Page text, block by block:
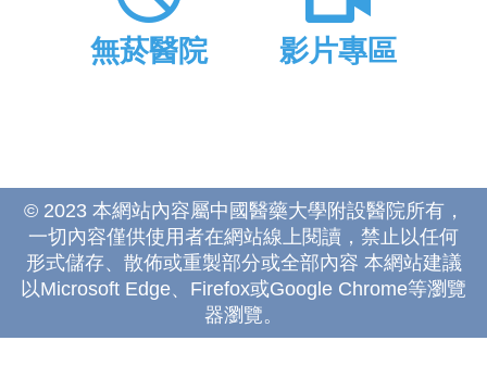
無菸醫院 影片專區
© 2023 本網站內容屬中國醫藥大學附設醫院所有，
一切內容僅供使用者在網站線上閱讀，禁止以任何
形式儲存、散佈或重製部分或全部內容 本網站建議
以Microsoft Edge、Firefox或Google Chrome等瀏覽
器瀏覽。